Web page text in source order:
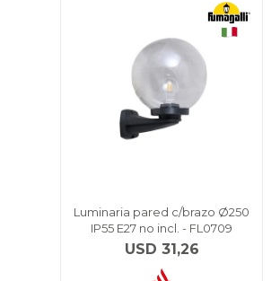
Luminaria pared c/brazo Ø250
IP55 E27 no incl. - FL0709
USD 31,26